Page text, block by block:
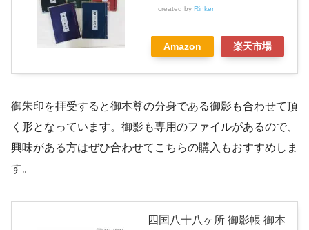
created by Rinker
Amazon 楽天市場
御朱印を拝受すると御本尊の分身である御影も合わせて頂
く形となっています。御影も専用のファイルがあるので、
興味がある方はぜひ合わせてこちらの購入もおすすめしま
す。
四国八十八ヶ所 御影帳 御本